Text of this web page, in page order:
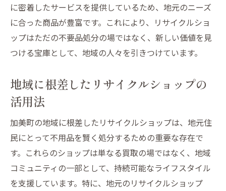
に密着したサービスを提供しているため、地元のニーズ
に合った商品が豊富です。これにより、リサイクルショ
ップはただの不要品処分の場ではなく、新しい価値を見
つける宝庫として、地域の人々を引きつけています。
地域に根差したリサイクルショップの
活用法
加美町の地域に根差したリサイクルショップは、地元住
民にとって不用品を賢く処分するための重要な存在で
す。これらのショップは単なる買取の場ではなく、地域
コミュニティの一部として、持続可能なライフスタイル
を支援しています。特に、地元のリサイクルショップ